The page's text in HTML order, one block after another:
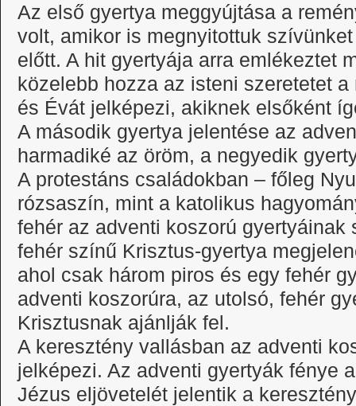
Az első gyertya meggyújtása a
volt, amikor is megnyitottuk
előtt. A hit gyertyája arra emlékeztet
közelebb hozza az isteni szeretetet
és Évát jelképezi, akiknek elsőként
A második gyertya jelentése az
harmadiké az öröm, a negyedik
A protestáns családokban – főleg
rózsaszín, mint a katolikus
fehér az adventi koszorú
fehér színű Krisztus-gyertya
ahol csak három piros és egy fehér
adventi koszorúra, az utolsó, fehér
Krisztusnak ajánlják fel.
A keresztény vallásban az adventi
jelképezi. Az adventi gyertyák fénye
Jézus eljövetelét jelentik a